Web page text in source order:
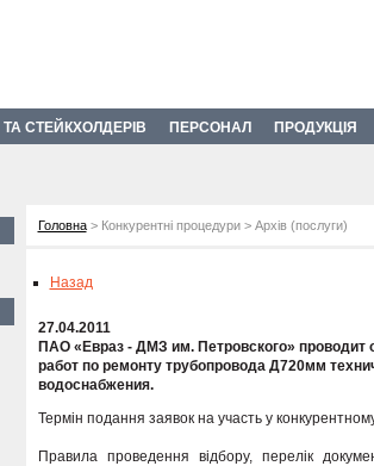
ТА СТЕЙКХОЛДЕРІВ ПЕРСОНАЛ ПРОДУКЦІЯ
Головна> Конкурентні процедури > Архів (послуги)
Назад
27.04.2011
ПАО «Евраз - ДМЗ им. Петровского» проводит
работ по ремонту трубопровода Д720мм
водоснабжения.
Термін подання заявок на участь у
Правила проведення відбору, перелік